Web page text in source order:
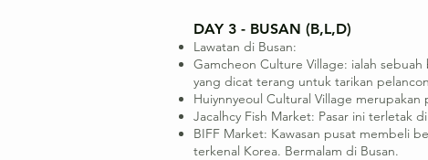
DAY 3 - BUSAN (B,L,D)
Lawatan di Busan:
Gamcheon Culture Village: ialah
yang dicat terang untuk tarikan
Huiynnyeoul Cultural Village
Jacalhcy Fish Market: Pasar ini terletak
BIFF Market: Kawasan pusat membeli
terkenal Korea. Bermalam di Busan.